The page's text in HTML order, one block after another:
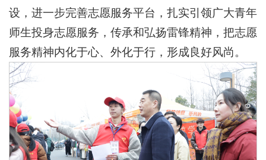
设，进一步完善志愿服务平台，扎实引领广大青年
师生投身志愿服务，传承和弘扬雷锋精神，把志愿
服务精神内化于心、外化于行，形成良好风尚。